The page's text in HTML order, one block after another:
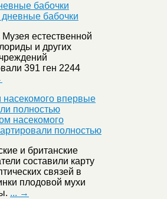
бабочки
естественной
и других
391 ген 2244
насекомого впервые
полностью
и британские
составили карту
связей в
плодовой мухи
... →